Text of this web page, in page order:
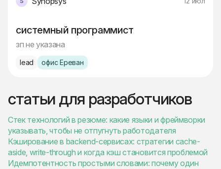
системный программист
зп не указана
lead офис Ереван
статьи для разработчиков
Стек технологий в резюме: какие языки и фреймворки
указывать, чтобы не отпугнуть работодателя
Кэширование в backend-сервисах: стратегии cache-
aside, write-through и когда кэш становится проблемой
Идемпотентность простыми словами: почему один